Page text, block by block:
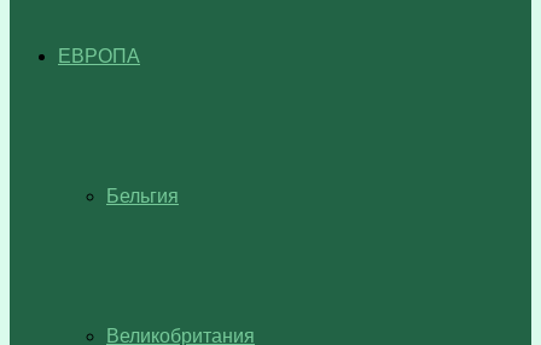
ЕВРОПА
Бельгия
Великобритания